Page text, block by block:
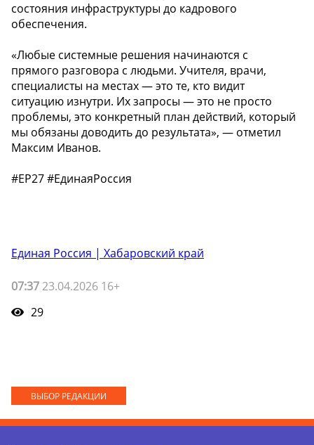
состояния инфраструктуры до кадрового
обеспечения.
«Любые системные решения начинаются с
прямого разговора с людьми. Учителя, врачи,
специалисты на местах — это те, кто видит
ситуацию изнутри. Их запросы — это не просто
проблемы, это конкретный план действий, который
мы обязаны доводить до результата», — отметил
Максим Иванов.
#ЕР27 #ЕдинаяРоссия
Единая Россия | Хабаровский край
07:37 23.04.2026 16+
29
ВЫБОР РЕДАКЦИИ